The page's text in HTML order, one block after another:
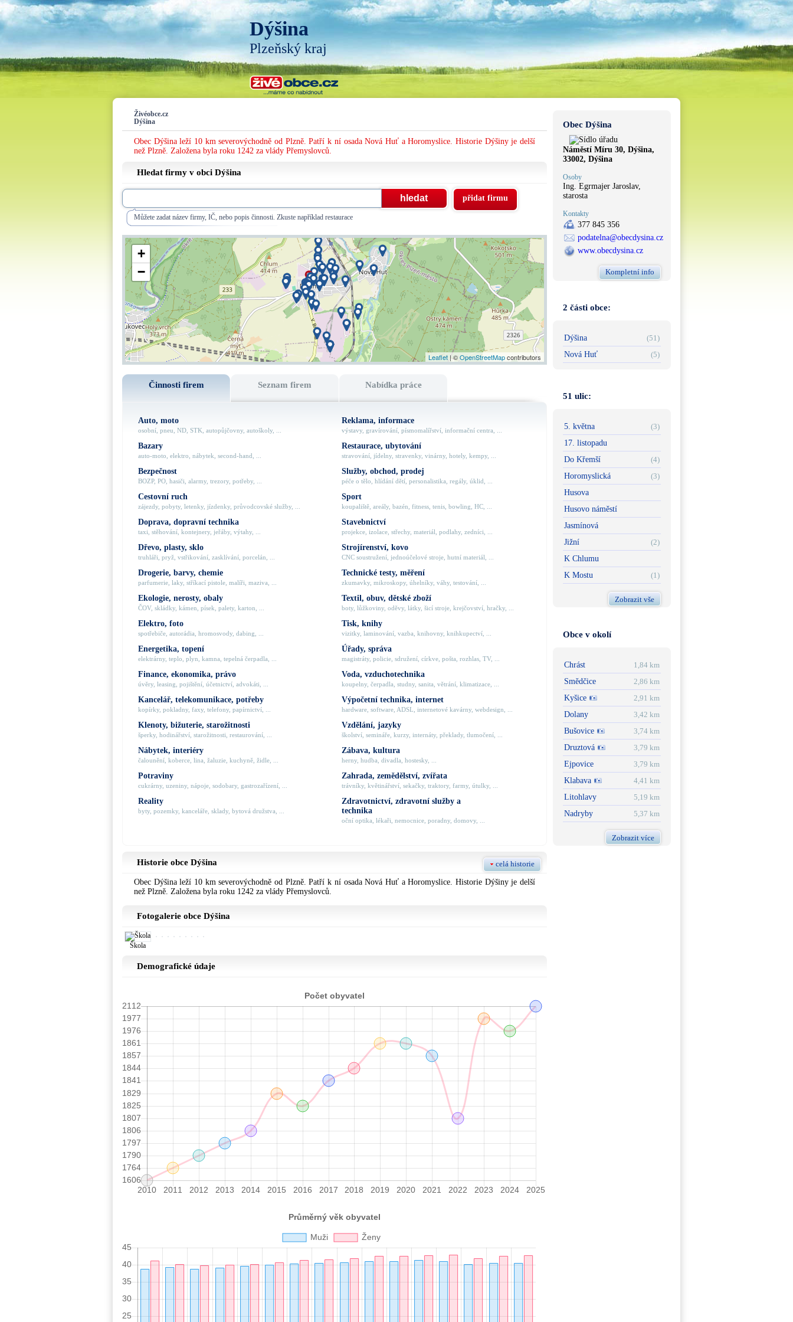
Dýšina
Plzeňský kraj
Živéobce.cz
Dýšina
Obec Dýšina leží 10 km severovýchodně od Plzně. Patří k ní osada Nová Huť a Horomyslice. Historie Dýšiny je delší
než Plzně. Založena byla roku 1242 za vlády Přemyslovců.
Hledat firmy v obci Dýšina
Můžete zadat název firmy, IČ, nebo popis činnosti. Zkuste například restaurace
přidat firmu
+
−
Leaflet | ©OpenStreetMapcontributors
Činnosti firem Seznam firem Nabídka práce
Auto, moto
osobní, pneu, ND, STK, autopůjčovny, autoškoly, ...
Bazary
auto-moto, elektro, nábytek, second-hand, ...
Bezpečnost
BOZP, PO, hasiči, alarmy, trezory, potřeby, ...
Cestovní ruch
zájezdy, pobyty, letenky, jízdenky, průvodcovské služby, ...
Doprava, dopravní technika
taxi, stěhování, kontejnery, jeřáby, výtahy, ...
Dřevo, plasty, sklo
truhláři, pryž, vstřikování, zasklívání, porcelán, ...
Drogerie, barvy, chemie
parfumerie, laky, stříkací pistole, malíři, maziva, ...
Ekologie, nerosty, obaly
ČOV, skládky, kámen, písek, palety, karton, ...
Elektro, foto
spotřebiče, autorádia, hromosvody, dabing, ...
Energetika, topení
elektrárny, teplo, plyn, kamna, tepelná čerpadla, ...
Finance, ekonomika, právo
úvěry, leasing, pojištění, účetnictví, advokáti, ...
Kancelář, telekomunikace, potřeby
kopírky, pokladny, faxy, telefony, papírnictví, ...
Klenoty, bižuterie, starožitnosti
šperky, hodinářství, starožitnosti, restaurování, ...
Nábytek, interiéry
čalounění, koberce, lina, žaluzie, kuchyně, židle, ...
Potraviny
cukrárny, uzeniny, nápoje, sodobary, gastrozařízení, ...
Reality
byty, pozemky, kanceláře, sklady, bytová družstva, ...
Reklama, informace
výstavy, gravírování, písmomalířství, informační centra, ...
Restaurace, ubytování
stravování, jídelny, stravenky, vinárny, hotely, kempy, ...
Služby, obchod, prodej
péče o tělo, hlídání dětí, personalistika, regály, úklid, ...
Sport
koupaliště, areály, bazén, fitness, tenis, bowling, HC, ...
Stavebnictví
projekce, izolace, střechy, materiál, podlahy, zedníci, ...
Strojírenství, kovo
CNC soustružení, jednoúčelové stroje, hutní materiál, ...
Technické testy, měření
zkumavky, mikroskopy, úhelníky, váhy, testování, ...
Textil, obuv, dětské zboží
boty, lůžkoviny, oděvy, látky, šicí stroje, krejčovství, hračky, ...
Tisk, knihy
vizitky, laminování, vazba, knihovny, knihkupectví, ...
Úřady, správa
magistráty, policie, sdružení, církve, pošta, rozhlas, TV, ...
Voda, vzduchotechnika
koupelny, čerpadla, studny, sanita, větrání, klimatizace, ...
Výpočetní technika, internet
hardware, software, ADSL, internetové kavárny, webdesign, ...
Vzdělání, jazyky
školství, semináře, kurzy, internáty, překlady, tlumočení, ...
Zábava, kultura
herny, hudba, divadla, hostesky, ...
Zahrada, zemědělství, zvířata
trávníky, květinářství, sekačky, traktory, farmy, útulky, ...
Zdravotnictví, zdravotní služby a
technika
oční optika, lékaři, nemocnice, poradny, domovy, ...
Historie obce Dýšina celá historie
Obec Dýšina leží 10 km severovýchodně od Plzně. Patří k ní osada Nová Huť a Horomyslice. Historie Dýšiny je delší
než Plzně. Založena byla roku 1242 za vlády Přemyslovců.
Fotogalerie obce Dýšina
Škola
Demografické údaje
Obec Dýšina
Náměstí Míru 30, Dýšina,
33002, Dýšina
Osoby
Ing. Egrmajer Jaroslav,
starosta
Kontakty
377 845 356
podatelna@obecdysina.cz
www.obecdysina.cz
Kompletní info
2 části obce:
Dýšina
(51)
Nová Huť
(5)
51 ulic:
5. května
(3)
17. listopadu
Do Křemší
(4)
Horomyslická
(3)
Husova
Husovo náměstí
Jasmínová
Jižní
(2)
K Chlumu
K Mostu
(1)
Zobrazit vše
Obce v okolí
Chrást
1,84 km
Smědčice
2,86 km
Kyšice
2,91 km
Dolany
3,42 km
Bušovice
3,74 km
Druztová
3,79 km
Ejpovice
3,79 km
Klabava
4,41 km
Litohlavy
5,19 km
Nadryby
5,37 km
Zobrazit více